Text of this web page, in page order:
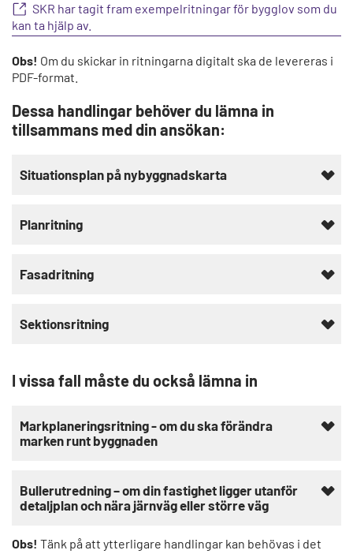
SKR har tagit fram exempelritningar för bygglov som du
kan ta hjälp av.
Obs! Om du skickar in ritningarna digitalt ska de levereras i
PDF-format.
Dessa handlingar behöver du lämna in
tillsammans med din ansökan:
Situationsplan på nybyggnadskarta
Planritning
Fasadritning
Sektionsritning
I vissa fall måste du också lämna in
Markplaneringsritning - om du ska förändra
marken runt byggnaden
Bullerutredning – om din fastighet ligger utanför
detaljplan och nära järnväg eller större väg
Obs! Tänk på att ytterligare handlingar kan behövas i det